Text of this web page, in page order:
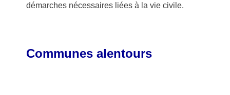
démarches nécessaires liées à la vie civile.
Communes alentours